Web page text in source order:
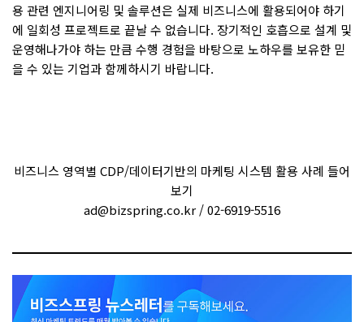
용 관련 엔지니어링 및 솔루션은 실제 비즈니스에 활용되어야 하기
에 일회성 프로젝트로 끝날 수 없습니다. 장기적인 호흡으로 설계 및
운영해나가야 하는 만큼 수행 경험을 바탕으로 노하우를 보유한 믿
을 수 있는 기업과 함께하시기 바랍니다.
비즈니스 영역별 CDP/데이터기반의 마케팅 시스템 활용 사례 들어
보기
ad@bizspring.co.kr / 02-6919-5516